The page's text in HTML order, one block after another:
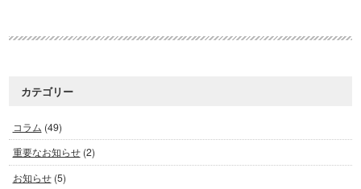
カテゴリー
コラム (49)
重要なお知らせ(2)
お知らせ(5)